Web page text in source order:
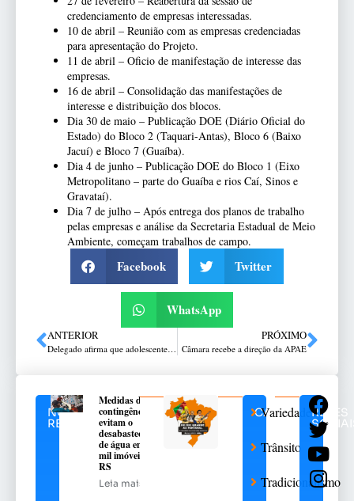
credenciamento de empresas interessadas.
10 de abril – Reunião com as empresas credenciadas
para apresentação do Projeto.
11 de abril – Oficio de manifestação de interesse das
empresas.
16 de abril – Consolidação das manifestações de
interesse e distribuição dos blocos.
Dia 30 de maio – Publicação DOE (Diário Oficial do
Estado) do Bloco 2 (Taquari-Antas), Bloco 6 (Baixo
Jacuí) e Bloco 7 (Guaíba).
Dia 4 de junho – Publicação DOE do Bloco 1 (Eixo
Metropolitano – parte do Guaíba e rios Caí, Sinos e
Gravataí).
Dia 7 de julho – Após entrega dos planos de trabalho
pelas empresas e análise da Secretaria Estadual de Meio
Ambiente, começam trabalhos de campo.
Facebook Twitter
WhatsApp
ANTERIOR
Delegado afirma que adolescente não demonstra arrependimento após ataque a escola no RS
PRÓXIMO
Câmara recebe a direção da APAE
NOTÍCIAS
RELACIONADAS
Medidas de
contingência
evitam o
desabastecimento
de água em 376
mil imóveis no
RS
Leia mais
CATEGORIAS
Variedades
Trânsito
Tradicionalismo
REDES